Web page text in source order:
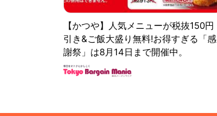
【かつや】人気メニューが税抜150円
引き&ご飯大盛り無料!お得すぎる「感
謝祭」は8月14日まで開催中。